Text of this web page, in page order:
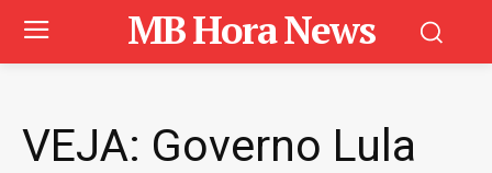
MB Hora News
VEJA: Governo Lula